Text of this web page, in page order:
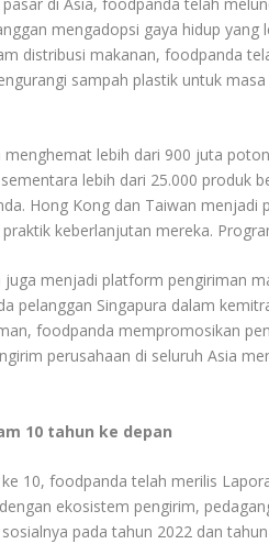
mengadopsi gaya hidup
distribusi makanan, foodpanda
sampah plastik untuk
lebih dari 900 juta
lebih dari 25.000 produk
Hong Kong dan Taiwan menjadi
keberlanjutan mereka.
menjadi platform pengiriman
pelanggan Singapura dalam
foodpanda mempromosikan
perusahaan di seluruh Asia
10 tahun ke depan
10, foodpanda telah merilis
ekosistem pengirim,
pada tahun 2022 dan